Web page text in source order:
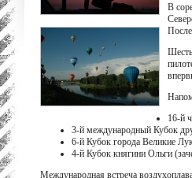
В
16-й
3-й международный Кубок
6-й Кубок города Великие
4-й Кубок княгини Ольги
Международная встреча